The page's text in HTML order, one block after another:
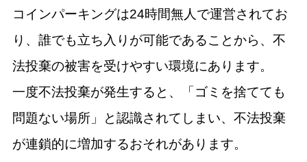
コインパーキングは24時間無人で運営されてお
り、誰でも立ち入りが可能であることから、不
法投棄の被害を受けやすい環境にあります。
一度不法投棄が発生すると、「ゴミを捨てても
問題ない場所」と認識されてしまい、不法投棄
が連鎖的に増加するおそれがあります。